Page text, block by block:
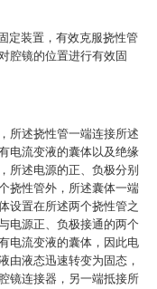
定装置，有效克服挠性管
腔镜的位置进行有效固
所述挠性管一端连接所述
电流变液的囊体以及绝缘
所述电源的正、负极分别
挠性管外，所述囊体一端
设置在所述两个挠性管之
电源正、负极接通的两个
电流变液的囊体，因此电
由液态迅速转变为固态，
镜连接器，另一端抵接所